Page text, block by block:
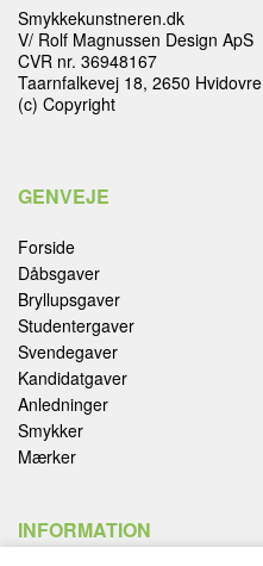
Smykkekunstneren.dk
V/ Rolf Magnussen Design ApS
CVR nr. 36948167
Taarnfalkevej 18, 2650 Hvidovre
(c) Copyright
GENVEJE
Forside
Dåbsgaver
Bryllupsgaver
Studentergaver
Svendegaver
Kandidatgaver
Anledninger
Smykker
Mærker
INFORMATION